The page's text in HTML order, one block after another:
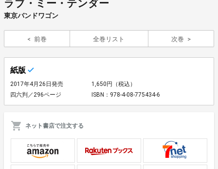
ラブ・ミー・テンダー
東京バンドワゴン
前巻 全巻リスト 次巻
紙版
2017年4月26日発売
1,650円（税込）
四六判／296ページ
ISBN：978-4-08-775434-6
ネット書店で注文する